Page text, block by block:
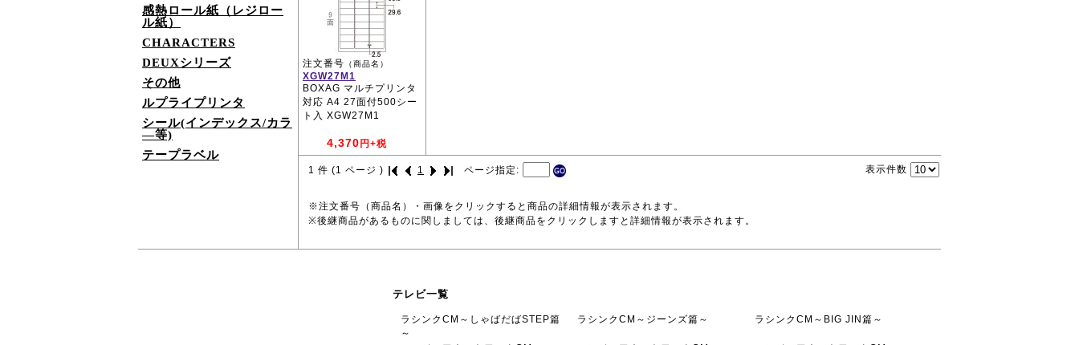
感熱ロール紙（レジロー
ル紙）
CHARACTERS
DEUXシリーズ
その他
ルプライプリンタ
シール(インデックス/カラ
―等)
テープラベル
注文番号 （商品名）
XGW27M1
BOXAG マルチプリンタ
対応 A4 27面付500シー
ト入 XGW27M1
4,370 円+税
1 件 (1 ページ ) 1 ページ指定: 表示件数
※注文番号（商品名）・画像をクリックすると商品の詳細情報が表示されます。
※後継商品があるものに関しましては、後継商品をクリックしますと詳細情報が表示されます。
テレビ一覧
ラシンクCM～しゃばだばSTEP篇
～
ラシンクCM～ジーンズ篇～ ラシンクCM～BIG JIN篇～